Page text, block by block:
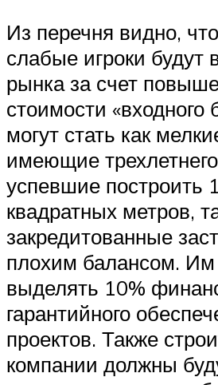
Из перечня видно,
слабые игроки будут
рынка за счет
стоимости «входного
могут стать как
имеющие
успевшие построить
квадратных метров,
закредитованные
плохим балансом. Им
выделять 10%
гарантийного
проектов. Также
компании должны